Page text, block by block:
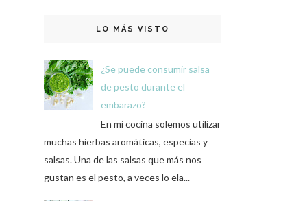
LO MÁS VISTO
¿Se puede consumir salsa
de pesto durante el
embarazo?
En mi cocina solemos utilizar
muchas hierbas aromáticas, especias y
salsas. Una de las salsas que más nos
gustan es el pesto, a veces lo ela...